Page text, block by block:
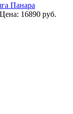
Панара
Цена: 16890 руб.